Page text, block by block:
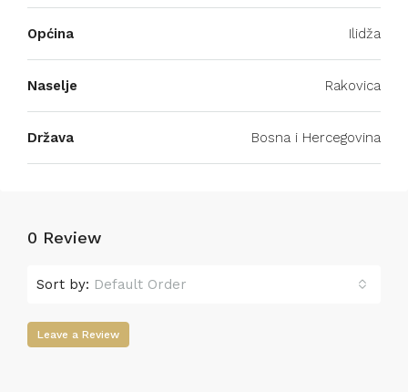
Općina Ilidža
Naselje Rakovica
Država Bosna i Hercegovina
0 Review
Sort by: Default Order
Leave a Review